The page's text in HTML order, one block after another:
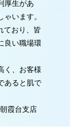
厚生があ
います。
ており、皆
良い職場環
く、お客様
あると肌で
朝霞台支店